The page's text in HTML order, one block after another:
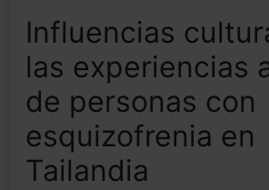
Influencias
las experiencias
de personas con
esquizofrenia en
Tailandia